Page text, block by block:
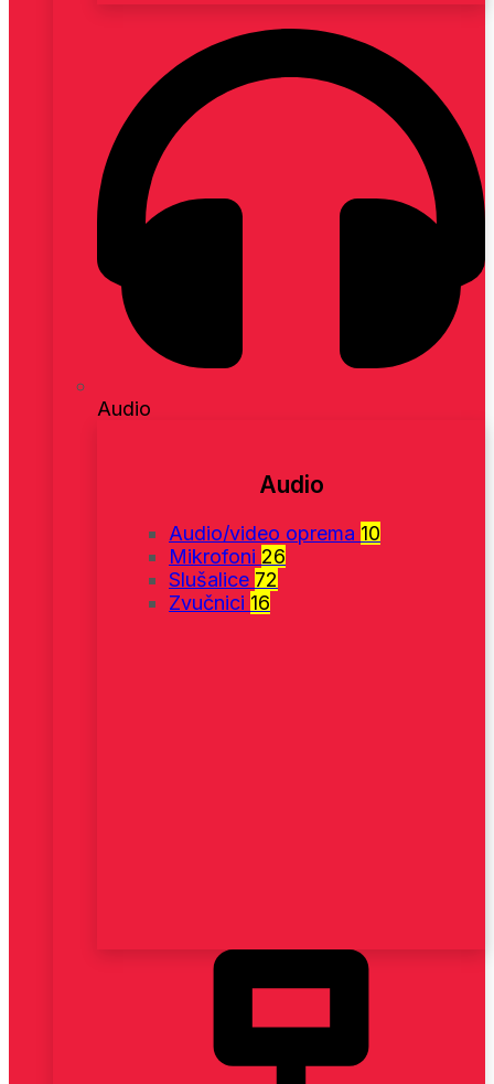
Audio
Audio
Audio/video oprema 10
Mikrofoni 26
Slušalice 72
Zvučnici 16